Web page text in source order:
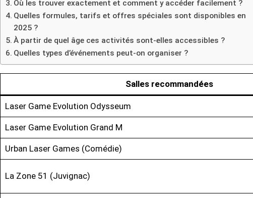
Où les trouver exactement et comment y accéder facilement ?
Quelles formules, tarifs et offres spéciales sont disponibles en
2025 ?
À partir de quel âge ces activités sont-elles accessibles ?
Quelles types d’événements peut-on organiser ?
Salles recommandées
Laser Game Evolution Odysseum
Laser Game Evolution Grand M
Urban Laser Games (Comédie)
La Zone 51 (Juvignac)